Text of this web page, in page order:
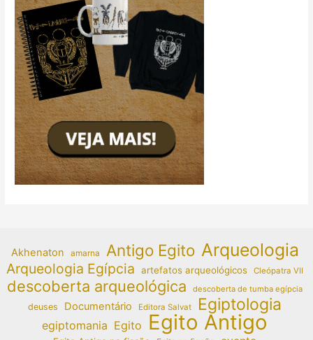
Akhenaton amarna Antigo Egito Arqueologia
Arqueologia Egípcia artefatos arqueológicos Cleópatra VII
descoberta arqueológica descoberta de tumba egípcia
deuses Documentário Editora Salvat Egiptologia
egiptomania Egito Egito Antigo